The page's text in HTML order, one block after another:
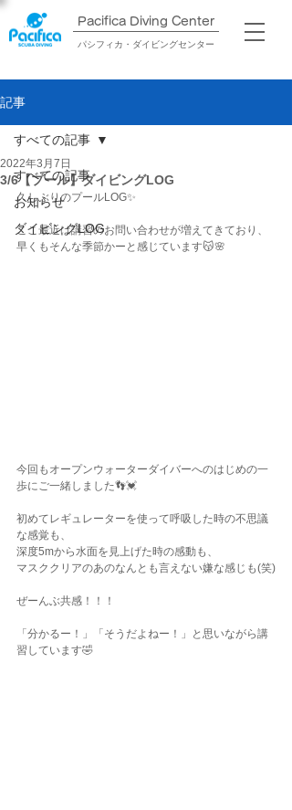
Pacifica Diving Center​
パシフィカ・ダイビングセンター
記事
すべての記事
お知らせ
ダイビングLOG
すべての記事
3/6【プール】ダイビングLOG
2022年3月7日
久しぶりのプールLOG✨
ここ最近は講習のお問い合わせが増えてきており、
早くもそんな季節かーと感じています😽🌸
今回もオープンウォーターダイバーへのはじめの一
歩にご一緒しました👣💓
初めてレギュレーターを使って呼吸した時の不思議
な感覚も、
深度5mから水面を見上げた時の感動も、
マスククリアのあのなんとも言えない嫌な感じも(笑)
ぜーんぶ共感！！！
「分かるー！」「そうだよねー！」と思いながら講
習しています🤣